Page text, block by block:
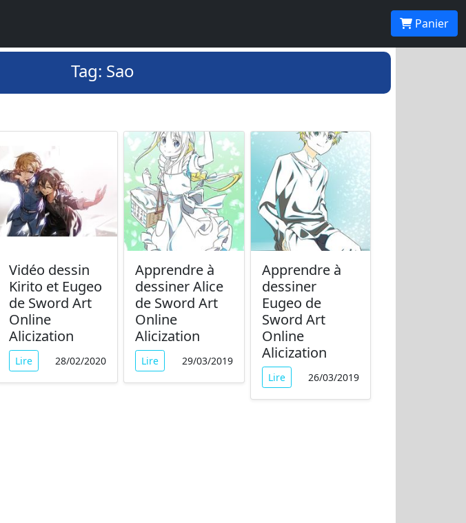
Panier
Tag: Sao
Vidéo dessin
Kirito et Eugeo
de Sword Art
Online
Alicization
Lire 28/02/2020
Apprendre à
dessiner Alice
de Sword Art
Online
Alicization
Lire 29/03/2019
Apprendre à
dessiner
Eugeo de
Sword Art
Online
Alicization
Lire 26/03/2019